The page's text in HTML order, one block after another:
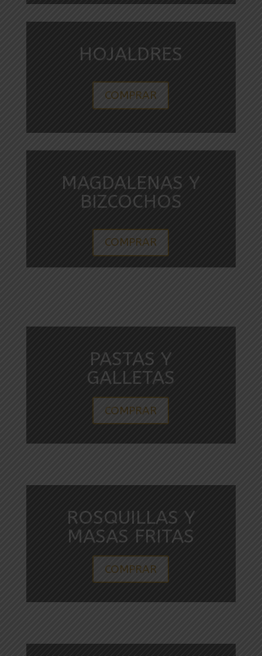
HOJALDRES
COMPRAR
MAGDALENAS Y
BIZCOCHOS
COMPRAR
PASTAS Y
GALLETAS
COMPRAR
ROSQUILLAS Y
MASAS FRITAS
COMPRAR